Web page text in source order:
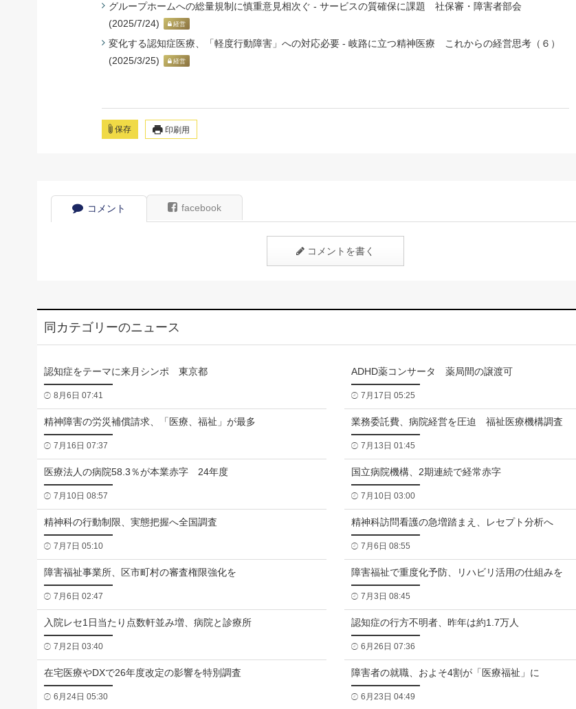
グループホームへの総量規制に慎重意見相次ぐ - サービスの質確保に課題 社保審・障害者部会
(2025/7/24)
経営
変化する認知症医療、「軽度行動障害」への対応必要 - 岐路に立つ精神医療 これからの経営思考（６）
(2025/3/25)
経営
保存 印刷用
コメント facebook
コメントを書く
同カテゴリーのニュース
認知症をテーマに来月シンポ 東京都
8月6日 07:41
ADHD薬コンサータ 薬局間の譲渡可
7月17日 05:25
精神障害の労災補償請求、「医療、福祉」が最多
7月16日 07:37
業務委託費、病院経営を圧迫 福祉医療機構調査
7月13日 01:45
医療法人の病院58.3％が本業赤字 24年度
7月10日 08:57
国立病院機構、2期連続で経常赤字
7月10日 03:00
精神科の行動制限、実態把握へ全国調査
7月7日 05:10
精神科訪問看護の急増踏まえ、レセプト分析へ
7月6日 08:55
障害福祉事業所、区市町村の審査権限強化を
7月6日 02:47
障害福祉で重度化予防、リハビリ活用の仕組みを
7月3日 08:45
入院レセ1日当たり点数軒並み増、病院と診療所
7月2日 03:40
認知症の行方不明者、昨年は約1.7万人
6月26日 07:36
在宅医療やDXで26年度改定の影響を特別調査
6月24日 05:30
障害者の就職、およそ4割が「医療福祉」に
6月23日 04:49